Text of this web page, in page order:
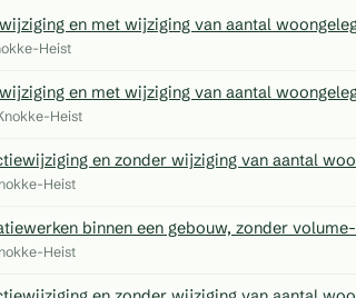
en met wijziging van aantal
Heist
en met wijziging van aantal
Heist
en zonder wijziging van aantal
Heist
binnen een gebouw, zonder
Heist